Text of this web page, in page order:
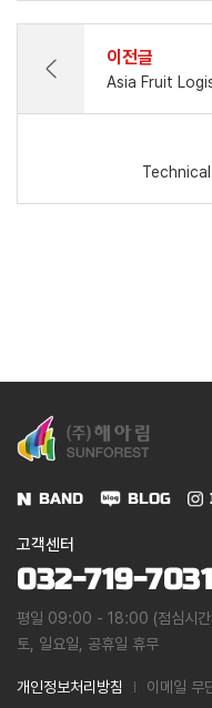
이전글
BAND BLOG
고객센터
032-719-7031
평일 09:00 - 18:00 (점심시
토, 일요일, 공휴일 휴무
개인정보처리방침 이메일 무